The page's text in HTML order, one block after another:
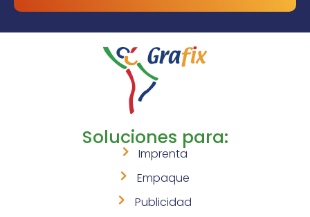
Soluciones para:
Imprenta
Empaque
Publicidad